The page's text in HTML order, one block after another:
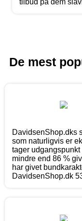
tilbud på dem
De mest
DavidsenShop.dks
som naturligvis er
tager
mindre end 86 %
har givet
DavidsenShop.dk